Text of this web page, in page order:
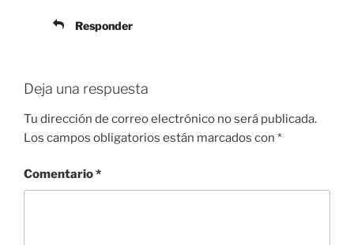
Responder
Deja una respuesta
Tu dirección de correo electrónico no será publicada.
Los campos obligatorios están marcados con *
Comentario*